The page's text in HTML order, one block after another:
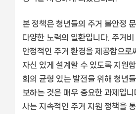
본 정책은 청년들의 주거 불안정
다양한 노력의 일환입니다. 주거비
안정적인 주거 환경을 제공함으로
자신 있게 설계할 수 있도록 지원
회의 균형 있는 발전을 위해 청년
보하는 것은 매우 중요한 과제입
사는 지속적인 주거 지원 정책을